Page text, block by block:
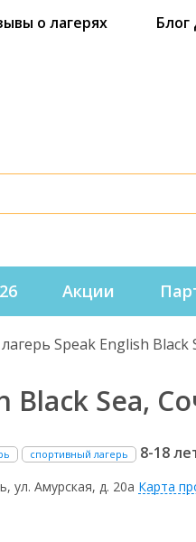
о лагерях Блог
Акции
Speak English Black
Black Sea,
спортивный лагерь 8-18
ул. Амурская, д. 20а Карта